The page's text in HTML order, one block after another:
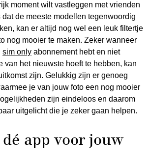
moment wilt vastleggen met vrienden
de meeste modellen tegenwoordig
kan er altijd nog wel een leuk filtertje
nog mooier te maken. Zeker wanneer
sim only abonnement hebt en niet
van het nieuwste hoeft te hebben, kan
zijn. Gelukkig zijn er genoeg
je van jouw foto een nog mooier
zijn eindeloos en daarom
uitgelicht die je zeker gaan helpen.
app voor jouw